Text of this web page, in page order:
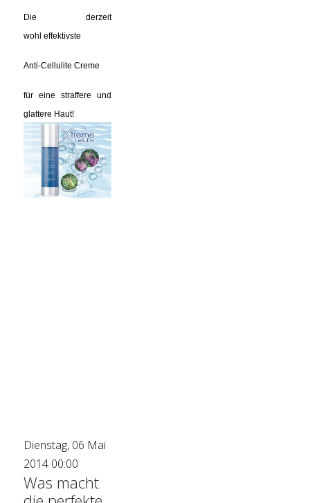
Die derzeit
wohl effektivste
Anti-Cellulite Creme
für eine straffere und
glattere Haut!
Dienstag, 06 Mai
2014 00:00
Was macht